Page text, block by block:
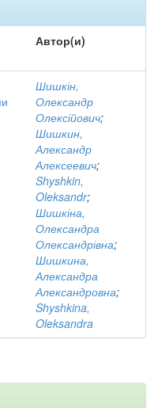
Автор(и)
Шишкін,
Олександр
Олексійович;
Шишкин,
Александр
Алексеевич;
Shyshkin,
Oleksandr;
Шишкіна,
Олександра
Олександрівна;
Шишкина,
Александра
Александровна;
Shyshkina,
Oleksandra